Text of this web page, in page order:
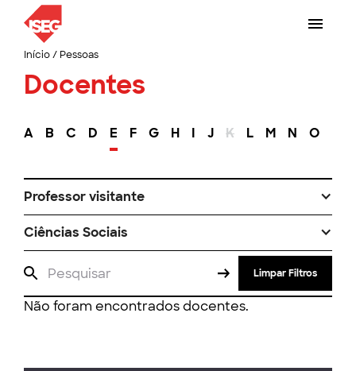
Início/ Pessoas
Docentes
A B C D E F G H I J K L M N O
Professor visitante
Ciências Sociais
Limpar Filtros
Não foram encontrados docentes.